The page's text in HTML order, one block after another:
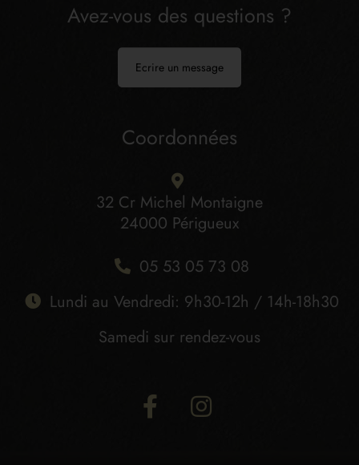
Avez-vous des questions ?
Ecrire un message
Coordonnées
32 Cr Michel Montaigne
24000 Périgueux
05 53 05 73 08
Lundi au Vendredi: 9h30-12h / 14h-18h30
Samedi sur rendez-vous